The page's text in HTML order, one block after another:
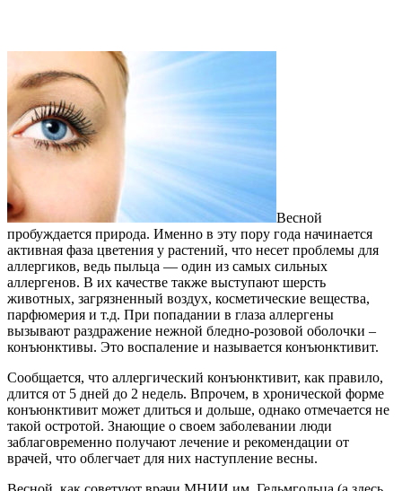
Весной
пробуждается природа. Именно в эту пору года начинается
активная фаза цветения у растений, что несет проблемы для
аллергиков, ведь пыльца — один из самых сильных
аллергенов. В их качестве также выступают шерсть
животных, загрязненный воздух, косметические вещества,
парфюмерия и т.д. При попадании в глаза аллергены
вызывают раздражение нежной бледно-розовой оболочки –
конъюнктивы. Это воспаление и называется конъюнктивит.
Сообщается, что аллергический конъюнктивит, как правило,
длится от 5 дней до 2 недель. Впрочем, в хронической форме
конъюнктивит может длиться и дольше, однако отмечается не
такой остротой. Знающие о своем заболевании люди
заблаговременно получают лечение и рекомендации от
врачей, что облегчает для них наступление весны.